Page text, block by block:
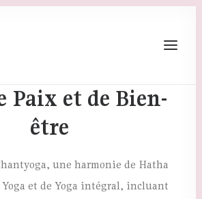
Paix et de Bien-
être
une harmonie de Hatha
et de Yoga intégral, incluant